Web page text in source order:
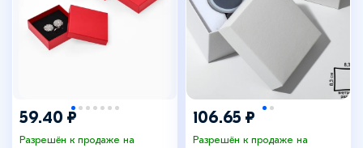
59.40 ₽
Разрешён к продаже на
106.65 ₽
Разрешён к продаже на